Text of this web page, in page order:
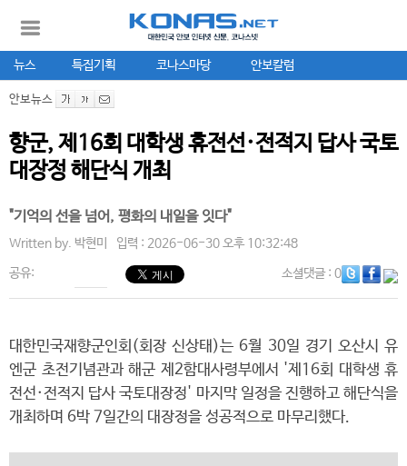
뉴스 특집기획 코나스마당 안보칼럼
안보뉴스
향군, 제16회 대학생 휴전선·전적지 답사 국토
대장정 해단식 개최
"기억의 선을 넘어, 평화의 내일을 잇다"
Written by. 박현미 입력 : 2026-06-30 오후 10:32:48
공유: 소셜댓글: 0
대한민국재향군인회(회장 신상태)는 6월 30일 경기 오산시 유
엔군 초전기념관과 해군 제2함대사령부에서 '제16회 대학생 휴
전선·전적지 답사 국토대장정' 마지막 일정을 진행하고 해단식을
개최하며 6박 7일간의 대장정을 성공적으로 마무리했다.